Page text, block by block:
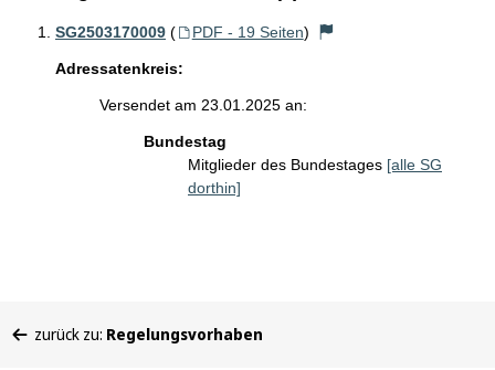
SG2503170009 ( PDF - 19 Seiten)
Adressatenkreis:
Versendet am 23.01.2025 an:
Bundestag
Mitglieder des Bundestages [alle SG
dorthin]
befinden
zurück zu: Regelungsvorhaben